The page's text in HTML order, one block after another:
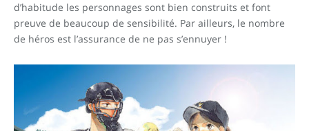
d’habitude les personnages sont bien construits et font
preuve de beaucoup de sensibilité. Par ailleurs, le nombre
de héros est l’assurance de ne pas s’ennuyer !